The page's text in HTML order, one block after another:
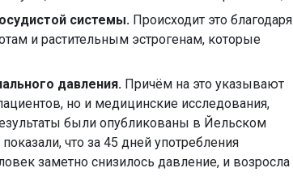
системы. Происходит это благодаря
и растительным эстрогенам, которые
давления. Причём на это указывают
но и медицинские исследования,
были опубликованы в Йельском
что за 45 дней употребления
заметно снизилось давление, и возросла